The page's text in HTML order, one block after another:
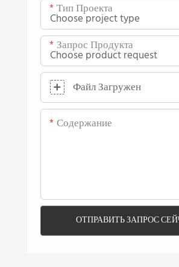
Тип Проекта
Запрос Продукта
Файл Загружен
Содержание
ОТПРАВИТЬ ЗАПРОС